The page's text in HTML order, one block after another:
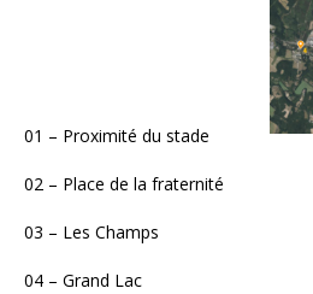
01 – Proximité du stade
02 – Place de la fraternité
03 – Les Champs
04 – Grand Lac